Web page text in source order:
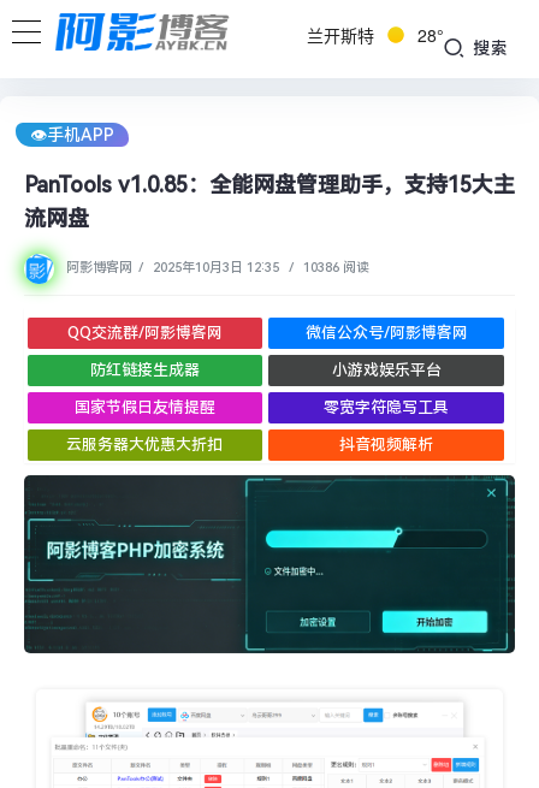
兰开斯特 28°
搜索
👁︎手机APP
PanTools v1.0.85：全能网盘管理助手，支持15大主
流网盘
阿影博客网 / 2025年10月3日 12:35 / 10386 阅读
QQ交流群/阿影博客网 微信公众号/阿影博客网
防红链接生成器 小游戏娱乐平台
国家节假日友情提醒 零宽字符隐写工具
云服务器大优惠大折扣 抖音视频解析
image.png